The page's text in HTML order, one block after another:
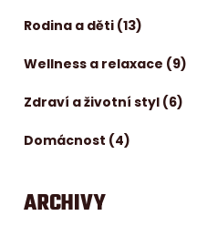
Rodina a děti (13)
Wellness a relaxace (9)
Zdraví a životní styl (6)
Domácnost (4)
ARCHIVY